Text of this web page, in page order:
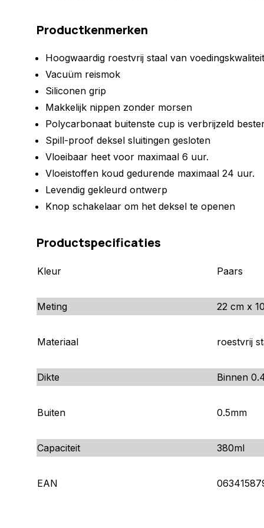
Productkenmerken
Hoogwaardig roestvrij staal van voedingskwaliteit
Vacuüm reismok
Siliconen grip
Makkelijk nippen zonder morsen
Polycarbonaat buitenste cup is verbrijzeld
Spill-proof deksel sluitingen gesloten
Vloeibaar heet voor maximaal 6 uur.
Vloeistoffen koud gedurende maximaal 24 uur.
Levendig gekleurd ontwerp
Knop schakelaar om het deksel te openen
Productspecificaties
Kleur Paars
Meting 22 cm x
Materiaal roestvrij
Dikte Binnen
Buiten 0.5mm
Capaciteit 380ml
EAN